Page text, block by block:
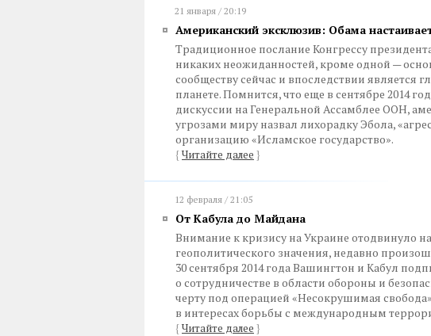
21 января / 20:19
Американский эксклюзив: Обама
Традиционное послание Конгрессу
никаких неожиданностей, кроме одной —
сообществу сейчас и впоследствии является
планете. Помнится, что еще в сентябре 2014
дискуссии на Генеральной Ассамблее ООН,
угрозами миру назвал лихорадку Эбола,
организацию «Исламское государство».
{ Читайте далее }
12 февраля / 21:05
От Кабула до Майдана
Внимание к кризису на Украине отодвинуло
геополитического значения, недавно
30 сентября 2014 года Вашингтон и Кабул
о сотрудничестве в области обороны и
черту под операцией «Несокрушимая
в интересах борьбы с международным
{ Читайте далее }